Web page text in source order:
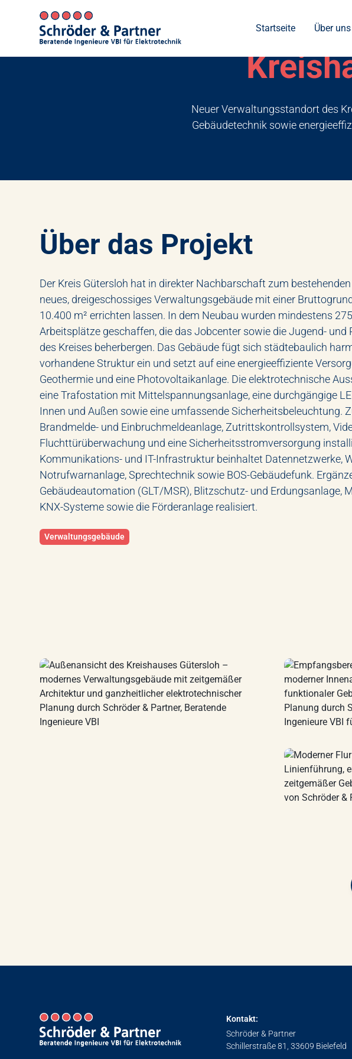
Startseite Über uns
Neuer Verwaltungsstandort des
Gebäudetechnik sowie
Über das Projekt
Der Kreis Gütersloh hat in direkter Nachbarschaft zum
neues, dreigeschossiges Verwaltungsgebäude mit einer
10.400 m² errichten lassen. In dem Neubau wurden mindestens
Arbeitsplätze geschaffen, die das Jobcenter sowie die Jugend- und
des Kreises beherbergen. Das Gebäude fügt sich städtebaulich
vorhandene Struktur ein und setzt auf eine energieeffiziente
Geothermie und eine Photovoltaikanlage. Die elektrotechnische
eine Trafostation mit Mittelspannungsanlage, eine durchgängige
Innen und Außen sowie eine umfassende Sicherheitsbeleuchtung.
Brandmelde- und Einbruchmeldeanlage, Zutrittskontrollsystem,
Fluchttürüberwachung und eine Sicherheitsstromversorgung
Kommunikations- und IT-Infrastruktur beinhaltet Datennetzwerke,
Notrufwarnanlage, Sprechtechnik sowie BOS-Gebäudefunk.
Gebäudeautomation (GLT/MSR), Blitzschutz- und Erdungsanlage,
KNX-Systeme sowie die Förderanlage realisiert.
Verwaltungsgebäude
Kontakt:
Schröder & Partner
Schillerstraße 81, 33609 Bielefeld